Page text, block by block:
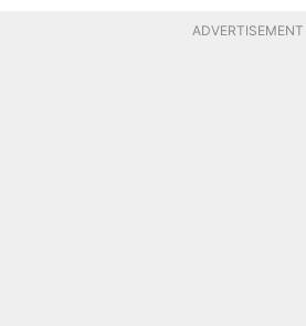
ADVERTISEMENT